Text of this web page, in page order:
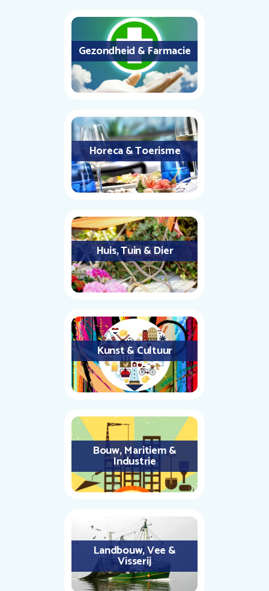
Gezondheid & Farmacie
Horeca & Toerisme
Huis, Tuin & Dier
Kunst & Cultuur
Bouw, Maritiem &
Industrie
Landbouw, Vee &
Visserij